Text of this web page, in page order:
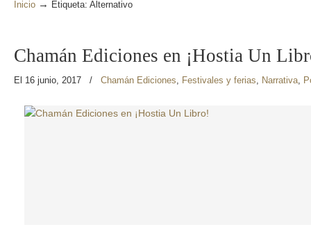
Inicio → Etiqueta: Alternativo
Chamán Ediciones en ¡Hostia Un
El 16 junio, 2017 / Chamán Ediciones, Festivales y ferias, Narrativa,